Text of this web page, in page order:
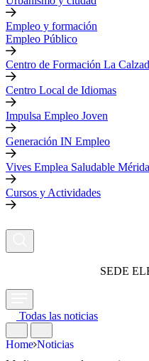
Empleo y formación
Empleo Público
Centro de Formación La
Centro Local de Idiomas
Impulsa Empleo Joven
Generación IN Empleo
Vives Emplea Saludable Mérida
Cursos y Actividades
SEDE
Todas las noticias
Home Noticias